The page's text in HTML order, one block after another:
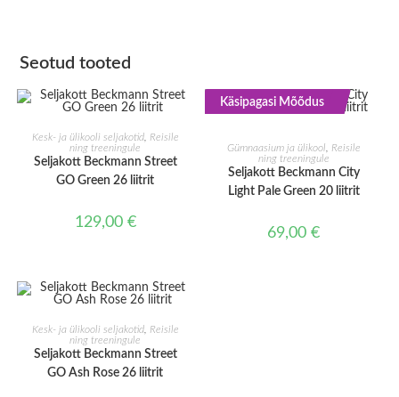
Seotud tooted
LISA KORVI
Kesk- ja ülikooli seljakotid, Reisile
ning treeningule
Seljakott Beckmann Street
GO Green 26 liitrit
129,00 €
Käsipagasi Mõõdus
Gümnaasium ja ülikool
Reisile
ning treeningule
Seljakott Beckmann City
Light Pale Green 20 liitrit
69,00€
LISA KORVI
Kesk- ja ülikooli seljakotid, Reisile
ning treeningule
Seljakott Beckmann Street
GO Ash Rose 26 liitrit